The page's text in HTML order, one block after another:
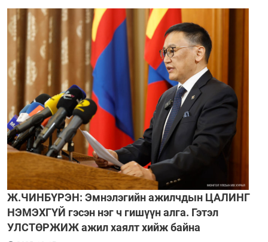
Ж.ЧИНБҮРЭН: Эмнэлэгийн ажилчдын ЦАЛИНГ
НЭМЭХГҮЙ гэсэн нэг ч гишүүн алга. Гэтэл
УЛСТӨРЖИЖ ажил хаялт хийж байна